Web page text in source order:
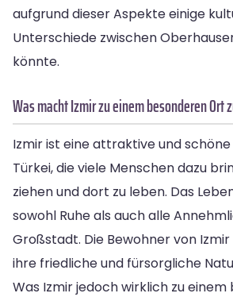
aufgrund dieser Aspekte einige
Unterschiede zwischen
könnte.
Was macht Izmir zu einem besonderen Ort
Izmir ist eine attraktive und
Türkei, die viele Menschen dazu
ziehen und dort zu leben. Das
sowohl Ruhe als auch alle
Großstadt. Die Bewohner von
ihre friedliche und fürsorgliche
Was Izmir jedoch wirklich zu